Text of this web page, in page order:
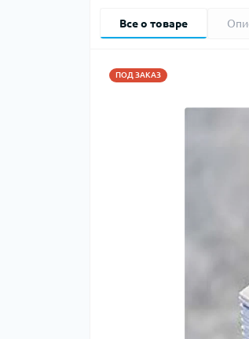
Все о товаре
ПОД ЗАКАЗ